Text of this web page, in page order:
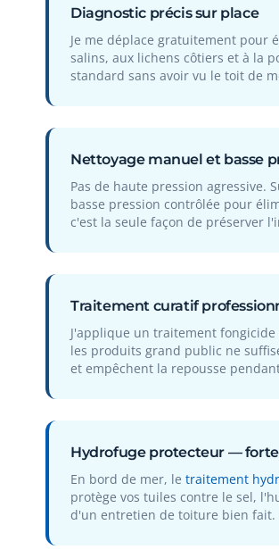
Diagnostic précis sur place
Je me déplace gratuitement pour
salins, aux lichens côtiers et à la
standard sans avoir vu le toit de
Nettoyage manuel et basse
Pas de haute pression agressive.
basse pression contrôlée pour
c'est la seule façon de préserver
Traitement curatif
J'applique un traitement
les produits grand public ne
et empêchent la repousse
Hydrofuge protecteur —
En bord de mer, le traitement
protège vos tuiles contre le sel,
d'un entretien de toiture bien fait.